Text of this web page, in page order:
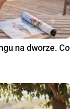
na dworze. Co